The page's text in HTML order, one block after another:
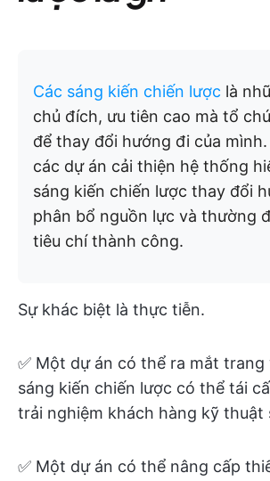
Các sáng kiến chiến lược là
chủ đích, ưu tiên cao mà tổ
để thay đổi hướng đi của
các dự án cải thiện hệ thống
sáng kiến chiến lược thay đổi
phân bổ nguồn lực và thường
tiêu chí thành công.
Sự khác biệt là thực tiễn.
✅ Một dự án có thể ra mắt
sáng kiến chiến lược có thể tái
trải nghiệm khách hàng kỹ thuật
✅ Một dự án có thể nâng cấp